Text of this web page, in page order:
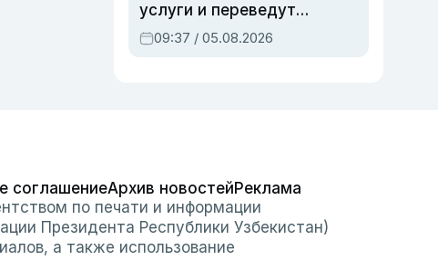
услуги и переведут
регистрацию
недвижимости в
09:37 / 05.08.2026
соглашениеАрхив новостейРеклама
по печати и информации
Президента Республики Узбекистан)
а также использование